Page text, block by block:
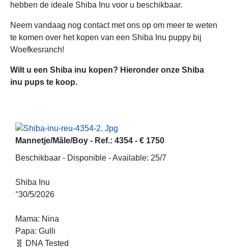
hebben de ideale Shiba Inu voor u beschikbaar.
Neem vandaag nog contact met ons op om meer te weten
te komen over het kopen van een Shiba Inu puppy bij
Woefkesranch!
Wilt u een Shiba inu kopen? Hieronder onze Shiba
inu pups te koop.
Mannetje/Mâle/Boy - Ref.: 4354 - € 1750
Beschikbaar - Disponible - Available: 25/7
Shiba Inu
°30/5/2026
Mama: Nina
Papa: Gulli
🧬 DNA Tested